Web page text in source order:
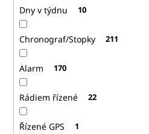
Dny v týdnu 10
Chronograf/Stopky 211
Alarm 170
Rádiem řízené 22
Řízené GPS 1